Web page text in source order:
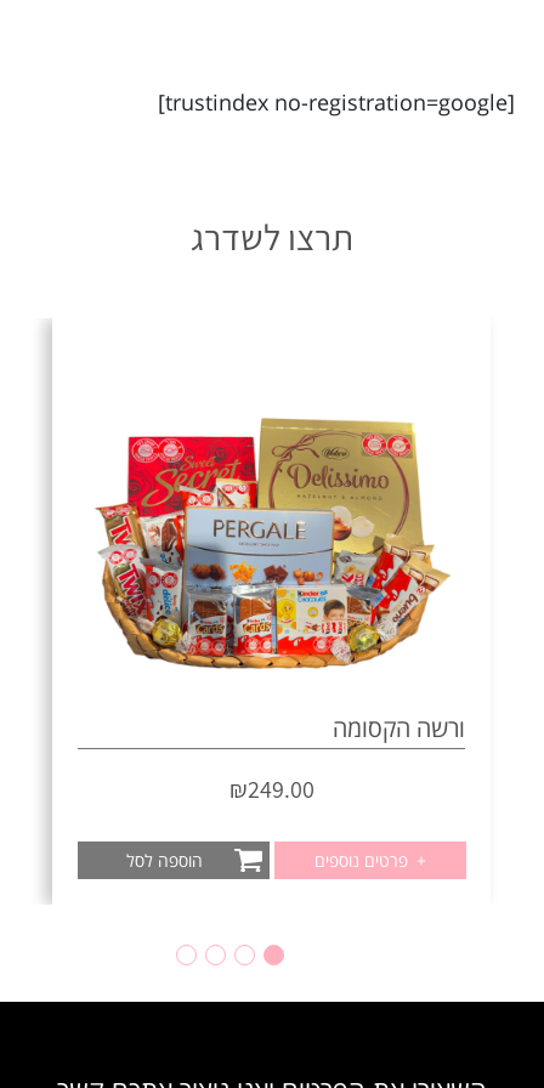
[trustindex no-registration=google]
תרצו לשדרג
ורשה הקסומה
₪249.00
+ פרטים נוספים הוספה לסל